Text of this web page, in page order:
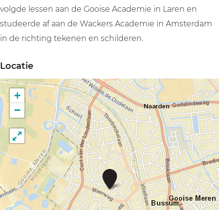
n
D
u
e
m
a
n
j
a
n
n
s
l
m
a
n
r
j
a
u
n
e
l
m
a
n
n
D
u
s
e
a
n
volgde lessen aan de Gooise Academie in Laren en
studeerde af aan de Wackers Academie in Amsterdam
in de richting tekenen en schilderen.
Locatie
A
e
l
i
+
−